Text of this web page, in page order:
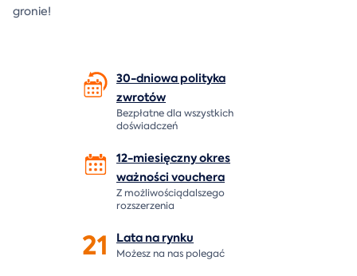
gronie!
30-dniowa polityka
zwrotów
Bezpłatne dla wszystkich
doświadczeń
12-miesięczny okres
ważności vouchera
Z możliwościądalszego
rozszerzenia
21 Lata narynku
Możesz na nas polegać